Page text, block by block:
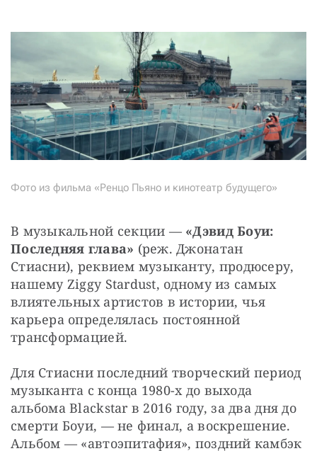
Фото из фильма «Ренцо Пьяно и кинотеатр будущего»
В музыкальной секции — «Дэвид Боуи:
Последняя глава» (реж. Джонатан
Стиасни), реквием музыканту, продюсеру,
нашему Ziggy Stardust, одному из самых
влиятельных артистов в истории, чья
карьера определялась постоянной
трансформацией.
Для Стиасни последний творческий период
музыканта с конца 1980-х до выхода
альбома Blackstar в 2016 году, за два дня до
смерти Боуи, — не финал, а воскрешение.
Альбом — «автоэпитафия», поздний камбэк